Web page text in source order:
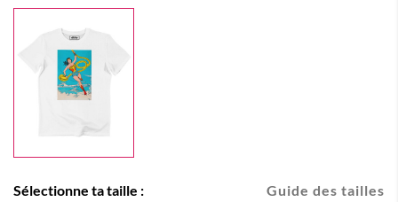
Guide des tailles
Sélectionne ta taille :